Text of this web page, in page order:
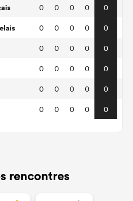
0 0 0 0 0
0 0 0 0 0
0 0 0 0 0
0 0 0 0 0
0 0 0 0 0
0 0 0 0 0
rencontres